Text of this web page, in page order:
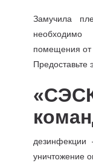
Замучила
помещения от
Предоставьте
уничтожение